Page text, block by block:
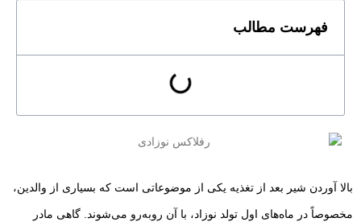
فهرست مطالب
بالا آوردن شیر بعد از تغذیه یکی از موضوعاتی است که بسیاری از والدین،
مخصوصاً در ماه‌های اول تولد نوزاد، با آن روبه‌رو می‌شوند. گاهی مادر